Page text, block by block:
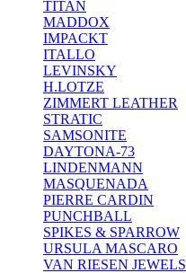
TITAN
MADDOX
IMPACKT
ITALLO
LEVINSKY
H.LOTZE
ZIMMERT LEATHER
STRATIC
SAMSONITE
DAYTONA-73
LINDENMANN
MASQUENADA
PIERRE CARDIN
PUNCHBALL
SPIKES & SPARROW
URSULA MASCARO
VAN RIESEN JEWELS